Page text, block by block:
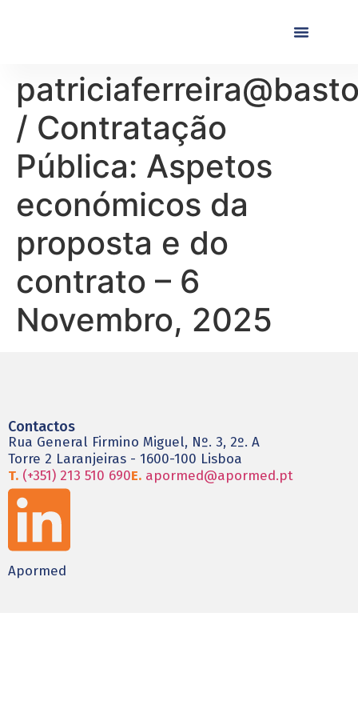
/ Contratação
Pública: Aspetos
económicos da
proposta e do
contrato – 6
Novembro, 2025
Contactos
Rua General Firmino Miguel, Nº. 3, 2º. A
Torre 2 Laranjeiras - 1600-100 Lisboa
T. (+351) 213 510 690E. apormed@apormed.pt
Apormed